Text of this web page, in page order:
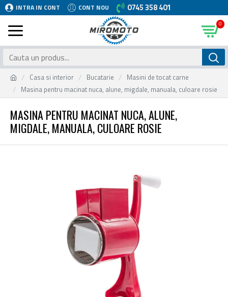
INTRA IN CONT CONT NOU 0745 358 401
0
Casa si interior Bucatarie
Masini de tocat carne
Masina pentru macinat nuca, alune, migdale, manuala, culoare rosie
MASINA PENTRU MACINAT NUCA, ALUNE,
MIGDALE, MANUALA, CULOARE ROSIE